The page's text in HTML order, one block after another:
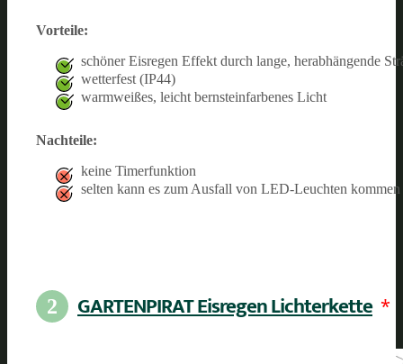
Vorteile:
schöner Eisregen Effekt durch lange, herabhängende
wetterfest (IP44)
warmweißes, leicht bernsteinfarbenes Licht
Nachteile:
keine Timerfunktion
selten kann es zum Ausfall von LED-Leuchten kommen
2 GARTENPIRAT Eisregen Lichterkette *